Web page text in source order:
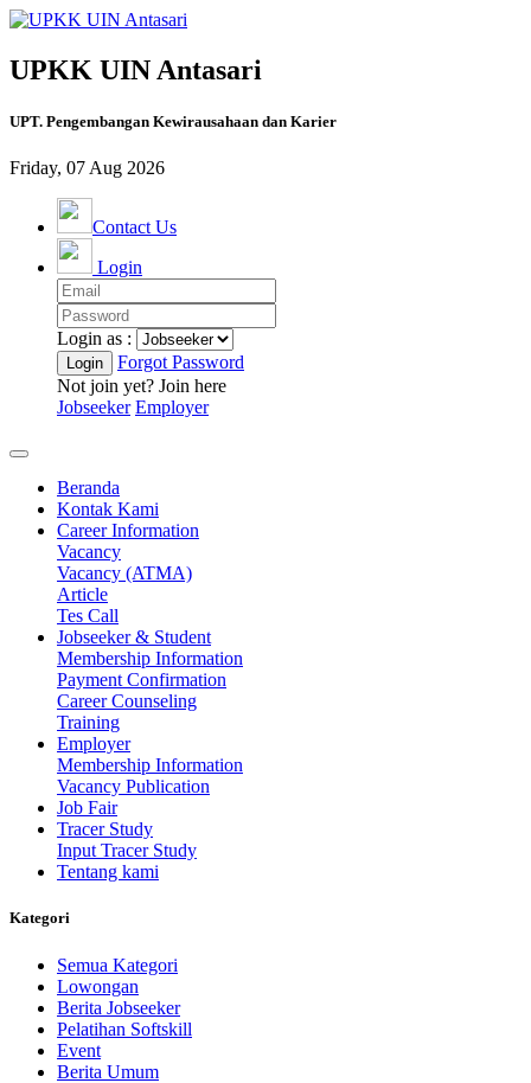
UPKK UIN Antasari
UPT. Pengembangan Kewirausahaan dan Karier
Friday, 07 Aug 2026
Contact Us
Login
Login as :
Forgot Password
Not join yet? Join here
Jobseeker Employer
Beranda
Kontak Kami
Career Information
Vacancy
Vacancy (ATMA)
Article
Tes Call
Jobseeker & Student
Membership Information
Payment Confirmation
Career Counseling
Training
Employer
Membership Information
Vacancy Publication
Job Fair
Tracer Study
Input Tracer Study
Tentang kami
Kategori
Semua Kategori
Lowongan
Berita Jobseeker
Pelatihan Softskill
Event
Berita Umum